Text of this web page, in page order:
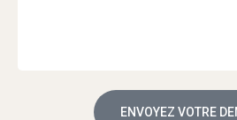
ENVOYEZ VOTRE